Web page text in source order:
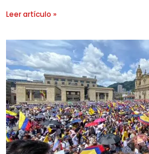
Leer artículo »